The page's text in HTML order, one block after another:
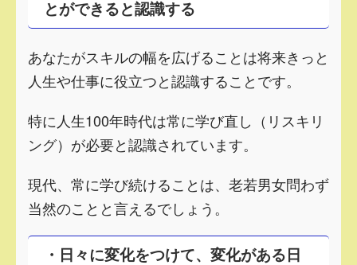
とができると認識する
あなたがスキルの幅を広げることは将来きっと
人生や仕事に役立つと認識することです。
特に人生100年時代は常に学び直し（リスキリ
ング）が必要と認識されています。
現代、常に学び続けることは、老若男女問わず
当然のことと言えるでしょう。
・日々に変化をつけて、変化がある日